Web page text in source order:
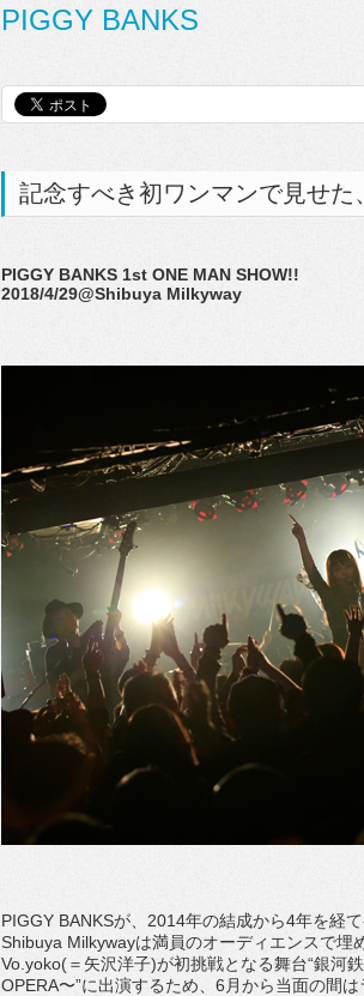
PIGGY BANKS
記念すべき初ワンマンで見せた
PIGGY BANKS 1st ONE MAN SHOW!!
2018/4/29@Shibuya Milkyway
PIGGY BANKSが、2014年の結成から4年を経
Shibuya Milkywayは満員のオーディエンスで埋
Vo.yoko(＝矢沢洋子)が初挑戦となる舞台“銀河
OPERA〜”に出演するため、6月から当面の間